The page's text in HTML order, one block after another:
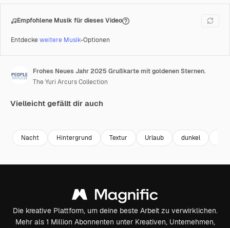
Empfohlene Musik für dieses Video
Entdeckeweitere Musik-Optionen
Frohes Neues Jahr 2025 Grußkarte mit goldenen Sternen.
The Yuri Arcurs Collection
Vielleicht gefällt dir auch
Nacht Hintergrund Textur Urlaub dunkel
Die kreative Plattform, um deine beste Arbeit zu verwirklichen.
Mehr als 1 Million Abonnenten unter Kreativen, Unternehmen,